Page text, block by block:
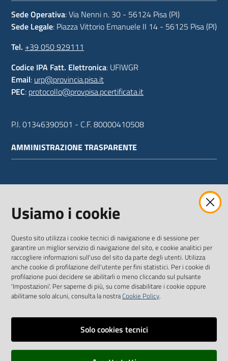
Sede Operativa: Via Nenni n. 30 - 56124 Pisa (PI)
Sede Legale: Piazza Vittorio Emanuele II 14 - 56125 Pisa (PI)
Tel. +39 050 929111
Codice IPA Fatt. Elettronica: UFIWGR
Email: urp@provincia.pisa.it
PEC: protocollo@provpisa.pcertificata.it
P.I. 01346390501 - C.F. 80000410508
AMMINISTRAZIONE TRASPARENTE
SEGUICI SU
TwitterFacebookYoutube
Vai alla pagina
Dichiarazione di accessibilità
Usiamo i cookie
Questo sito utilizza i cookie tecnici di navigazione e di sessione per
garantire un miglior servizio di navigazione del sito, e cookie analitici per
raccogliere informazioni sull'uso del sito da parte degli utenti. Utilizza
anche cookie di profilazione dell'utente per fini statistici. Per i cookie di
profilazione puoi decidere se abilitarli o meno cliccando sul pulsante
'Impostazioni'. Per saperne di più, su come disabilitare i cookie oppure
abilitarne solo alcuni, consulta la nostraCookie Policy.
Solo cookies tecnici